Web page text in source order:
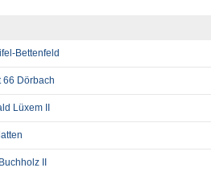
Bettenfeld
66 Dörbach
Lüxem II
II